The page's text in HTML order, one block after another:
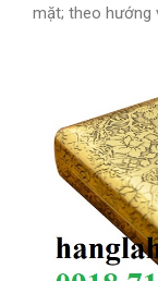
mặt; theo hướng